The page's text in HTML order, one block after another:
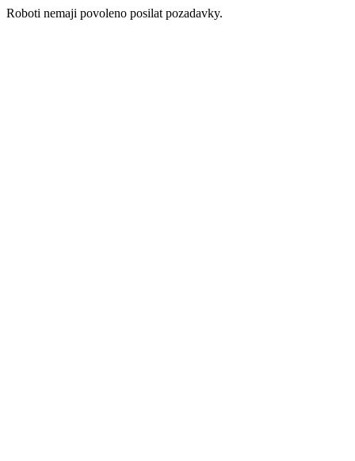
Roboti nemaji povoleno posilat pozadavky.